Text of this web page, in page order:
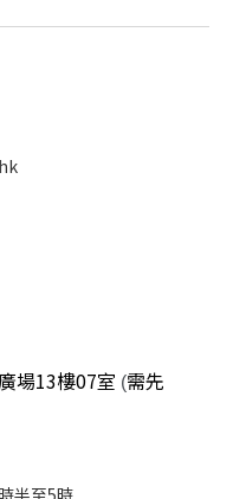
場13樓07室 (需先